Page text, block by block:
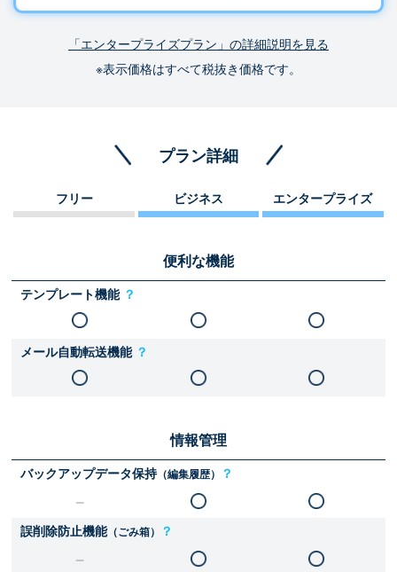
「エンタープライズプラン」の詳細説明を見る
※表示価格はすべて税抜き価格です。
プラン詳細
フリー ビジネス エンタープライズ
便利な機能
テンプレート機能 ？
メール自動転送機能 ？
情報管理
バックアップデータ保持（編集履歴） ？
誤削除防止機能（ごみ箱） ？